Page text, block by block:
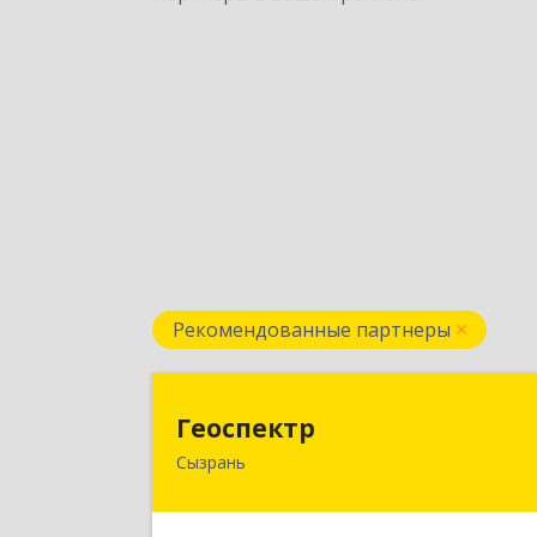
Рекомендованные партнеры
Геоспектр
Сызрань446001, Самарская обл, Сызрань г,